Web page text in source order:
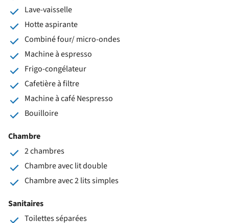
Lave-vaisselle
Hotte aspirante
Combiné four/ micro-ondes
Machine à espresso
Frigo-congélateur
Cafetière à filtre
Machine à café Nespresso
Bouilloire
Chambre
2 chambres
Chambre avec lit double
Chambre avec 2 lits simples
Sanitaires
Toilettes séparées